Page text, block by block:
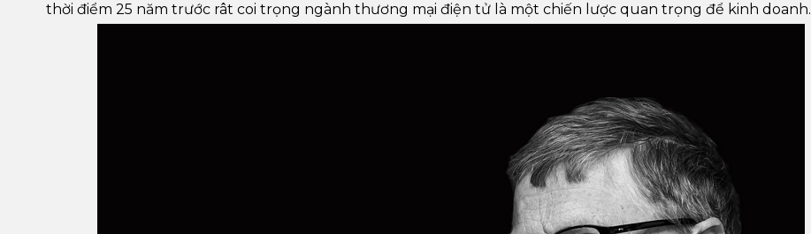
thời điểm 25 năm trước rât coi trọng ngành thương mại điện tử là một chiến lược quan trọng để kinh doanh.